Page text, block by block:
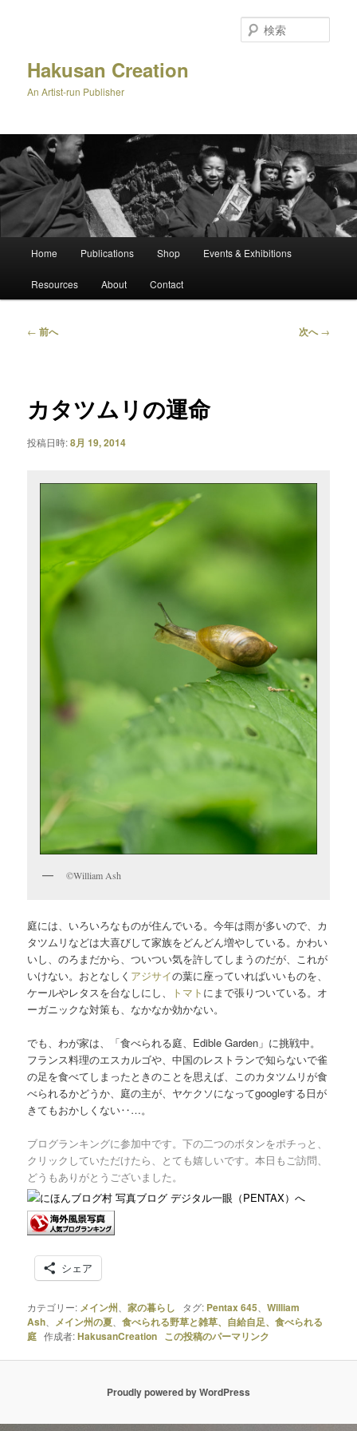
移
動
Hakusan Creation
An Artist-run Publisher
索
メ
Home Publications Shop Events & Exhibitions
Resources About Contact
投
ー
ョ
← 前へ 次へ→
カタツムリの運命
投稿日時:8月 19, 2014
©William Ash
庭には、いろいろなものが住んでいる。今年は雨が多いので、カ
タツムリなどは大喜びして家族をどんどん増やしている。かわい
いし、のろまだから、ついつい気を許してしまうのだが、これが
いけない。おとなしく アジサイの葉に座っていればいいものを、
ケールやレタスを台なしにし、
トマト にまで張りついている。オ
ーガニックな対策も、なかなか効かない。
でも、わが家は、「食べられる庭、Edible Garden」に挑戦中。
フランス料理のエスカルゴや、中国のレストランで知らないで雀
の足を食べてしまったときのことを思えば、このカタツムリが食
べられるかどうか、庭の主が、ヤケクソになってgoogleする日が
きてもおかしくない‥…。
ブログランキングに参加中です。下の二つのボタンをポチっと、
クリックしていただけたら、とても嬉しいです。本日もご訪問、
どうもありがとうございました。
シェア
カテゴリー: メイン州 、家の暮らし タグ: Pentax 645 、William
Ash
メイン州の夏 、食べられる野草と雑草、自給自足、食べられる
庭 作成者:HakusanCreation この投稿のパーマリンク
Proudly powered by WordPress